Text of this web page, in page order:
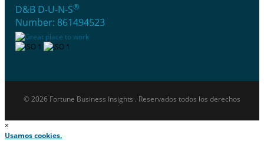
D&B D-U-N-S®
Number: 861494523
© 2026 Fortune Business Insights . Reservados todos los derechos
×
Usamos cookies.